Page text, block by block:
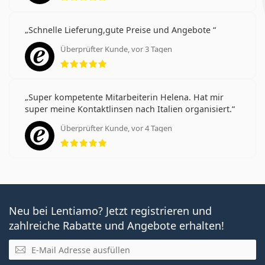
Schnelle Lieferung,gute Preise und Angebote
Überprüfter Kunde, vor 3 Tagen
Bewertung 5 aus 5
Super kompetente Mitarbeiterin Helena. Hat mir
super meine Kontaktlinsen nach Italien organisiert.
Überprüfter Kunde, vor 4 Tagen
Bewertung 5 aus 5
Neu bei Lentiamo? Jetzt registrieren und
zahlreiche Rabatte und Angebote erhalten!
E-Mail